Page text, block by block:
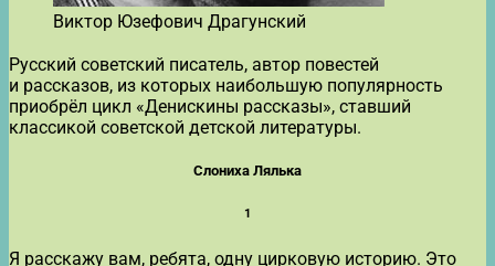
Виктор Юзефович Драгунский
Русский советский писатель, автор повестей
и рассказов, из которых наибольшую популярность
приобрёл цикл «Денискины рассказы», ставший
классикой советской детской литературы.
Слониха Лялька
1
Я расскажу вам, ребята, одну цирковую историю. Это